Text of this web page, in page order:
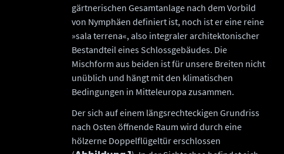
gärtnerischen Gesamtanlage nach dem Vorbild
von Nymphäen definiert ist, noch ist er eine reine
»sala terrena«, also integraler architektonischer
Bestandteil eines Schlossgebäudes. Die
Mischform aus beiden ist für unsere Breiten nicht
unüblich und hängt mit den klimatischen
Bedingungen in Mitteleuropa zusammen.
Der sich auf einem längsrechteckigen Grundriss
nach Osten öffnende Raum wird durch eine
hölzerne Doppelflügeltür erschlossen